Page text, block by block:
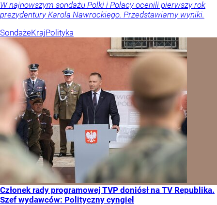
W najnowszym sondażu Polki i Polacy ocenili pierwszy rok
prezydentury Karola Nawrockiego. Przedstawiamy wyniki.
SondażeKrajPolityka
Członek rady programowej TVP doniósł na TV Republika.
Szef wydawców: Polityczny cyngiel